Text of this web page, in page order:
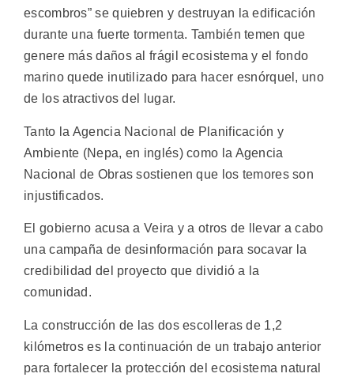
escombros” se quiebren y destruyan la edificación
durante una fuerte tormenta. También temen que
genere más daños al frágil ecosistema y el fondo
marino quede inutilizado para hacer esnórquel, uno
de los atractivos del lugar.
Tanto la Agencia Nacional de Planificación y
Ambiente (Nepa, en inglés) como la Agencia
Nacional de Obras sostienen que los temores son
injustificados.
El gobierno acusa a Veira y a otros de llevar a cabo
una campaña de desinformación para socavar la
credibilidad del proyecto que dividió a la
comunidad.
La construcción de las dos escolleras de 1,2
kilómetros es la continuación de un trabajo anterior
para fortalecer la protección del ecosistema natural